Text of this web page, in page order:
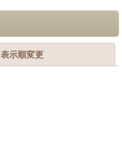
表示順変更